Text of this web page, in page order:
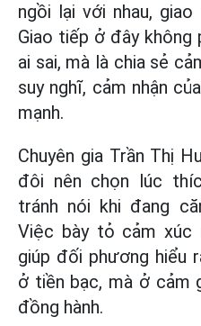
ngồi lại với nhau,
Giao tiếp ở đây không
ai sai, mà là chia sẻ
suy nghĩ, cảm nhận
mạnh.
Chuyên gia Trần Thị
đôi nên chọn lú͏c
tránh nói khi đang
Việc bày tỏ cảm xúc
giúp đối phương hiểu
ở tiền bạc, mà ở
đồng hành.